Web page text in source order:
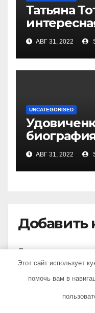
Татьяна
АВГ 31, 2022
UNCATEGORISED
АВГ 31, 2022
Добавить
Для отправки
авторизоваться.
Этот сайт использует
помочь вам в